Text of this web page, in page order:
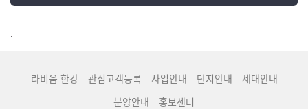
.
라비움 한강 관심고객등록 사업안내 단지안내
세대안내
분양안내
홍보센터